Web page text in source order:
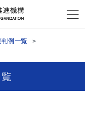
例一覧